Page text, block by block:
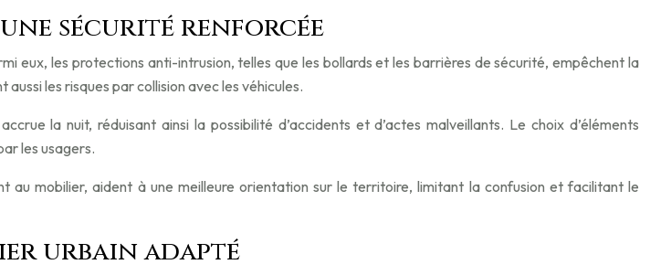
sécurité renforcée
eux, les protections anti-intrusion, telles que les bollards et les barrières de sécurité, empêchent la
les risques par collision avec les véhicules.
la nuit, réduisant ainsi la possibilité d’accidents et d’actes malveillants. Le choix d’éléments
les usagers.
au mobilier, aident à une meilleure orientation sur le territoire, limitant la confusion et facilitant le
urbain adapté